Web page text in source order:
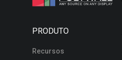
PRODUTO
Recursos